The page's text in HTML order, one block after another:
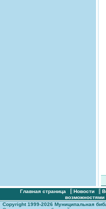
Главная страница Новости
возможностями
Copyright 1999-2026 Муниципальная